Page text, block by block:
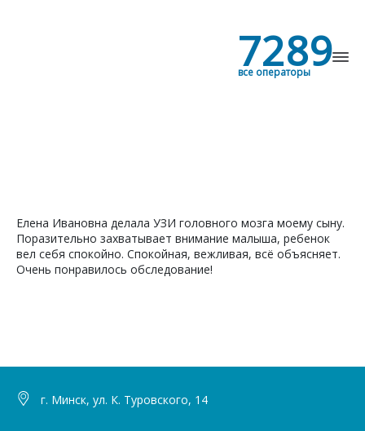
7289
все операторы
Елена Ивановна делала УЗИ головного мозга моему сыну.
Поразительно захватывает внимание малыша, ребенок
вел себя спокойно. Спокойная, вежливая, всё объясняет.
Очень понравилось обследование!
г. Минск, ул. К. Туровского, 14